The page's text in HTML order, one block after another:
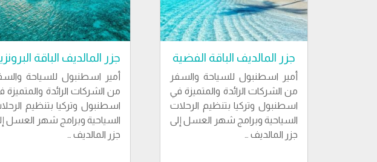
جزر المالديف الباقة الفضية
أمير اسطنبول للسياحة والسفر
من الشركات الرائدة والمتميزة في
اسطنبول وتركيا بتنظيم الرحلات
السياحية وبرامج شهر العسل إلى
جزر المالديف …
جزر المالديف الباقة
أمير اسطنبول للسياحة
من الشركات الرائدة والمتميزة
اسطنبول وتركيا بتنظيم
السياحية وبرامج شهر العسل
جزر المالديف …